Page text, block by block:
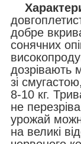
добре
сонячних
дозрівають
зі
8-10 кг.
не
урожай
на великі